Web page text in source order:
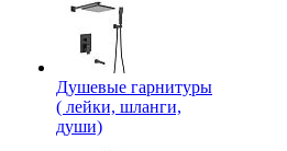
Душевые гарнитуры
( лейки, шланги,
души)